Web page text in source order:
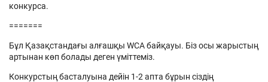
конкурса.
=======
Бұл Қазақстандағы алғашқы WCA байқауы. Біз осы жарыстың
артынан көп болады деген үміттеміз.
Конкурстың басталуына дейін 1-2 апта бұрын сіздің